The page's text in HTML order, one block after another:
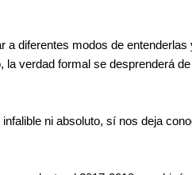
a diferentes modos de entenderlas
la verdad formal se desprenderá
ni absoluto, sí nos deja